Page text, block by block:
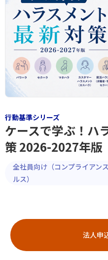
行動基準シリーズ
ケースで学ぶ！ハ
策 2026-2027年版
全社員向け（コンプライアン
ルス）
法人申